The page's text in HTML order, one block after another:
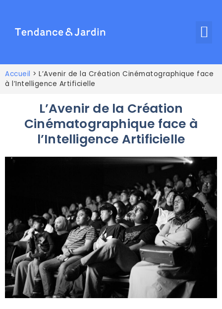
Accueil > L’Avenir de la Création Cinématographique face
à l’Intelligence Artificielle
L’Avenir de la Création
Cinématographique face à
l’Intelligence Artificielle